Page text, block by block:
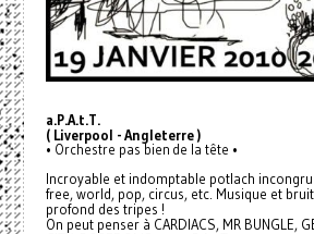
a.P.A.t.T.
( Liverpool - Angleterre )
• Orchestre pas bien de la tête •
Incroyable et indomptable potlach incongru
free, world, pop, circus, etc. Musique et
profond des tripes !
On peut penser à CARDIACS, MR BUNGLE,